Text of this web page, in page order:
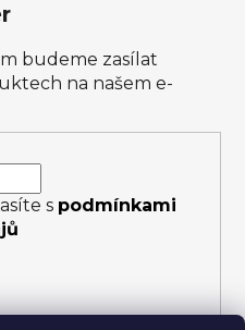
budeme zasílat
na našem e-
s podmínkami